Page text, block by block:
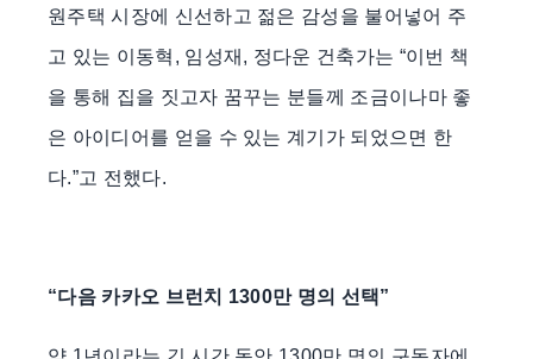
원주택 시장에 신선하고 젊은 감성을 불어넣어 주
고 있는 이동혁, 임성재, 정다운 건축가는 “이번 책
을 통해 집을 짓고자 꿈꾸는 분들께 조금이나마 좋
은 아이디어를 얻을 수 있는 계기가 되었으면 한
다.”고 전했다.
“다음 카카오 브런치 1300만 명의 선택”